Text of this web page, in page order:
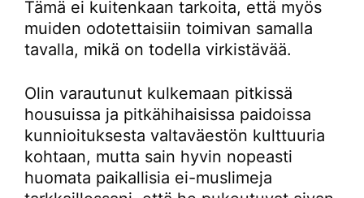
Tämä ei kuitenkaan tarkoita, että myös
muiden odotettaisiin toimivan samalla
tavalla, mikä on todella virkistävää.
Olin varautunut kulkemaan pitkissä
housuissa ja pitkähihaisissa paidoissa
kunnioituksesta valtaväestön kulttuuria
kohtaan, mutta sain hyvin nopeasti
huomata paikallisia ei-muslimeja